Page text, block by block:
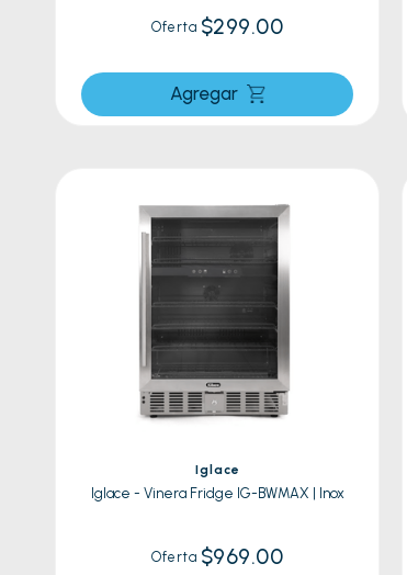
Oferta $299.00
Agregar
Iglace
Iglace - Vinera Fridge IG-BWMAX | Inox
Oferta $969.00